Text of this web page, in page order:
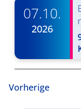
07.10.
2026
Vorherige